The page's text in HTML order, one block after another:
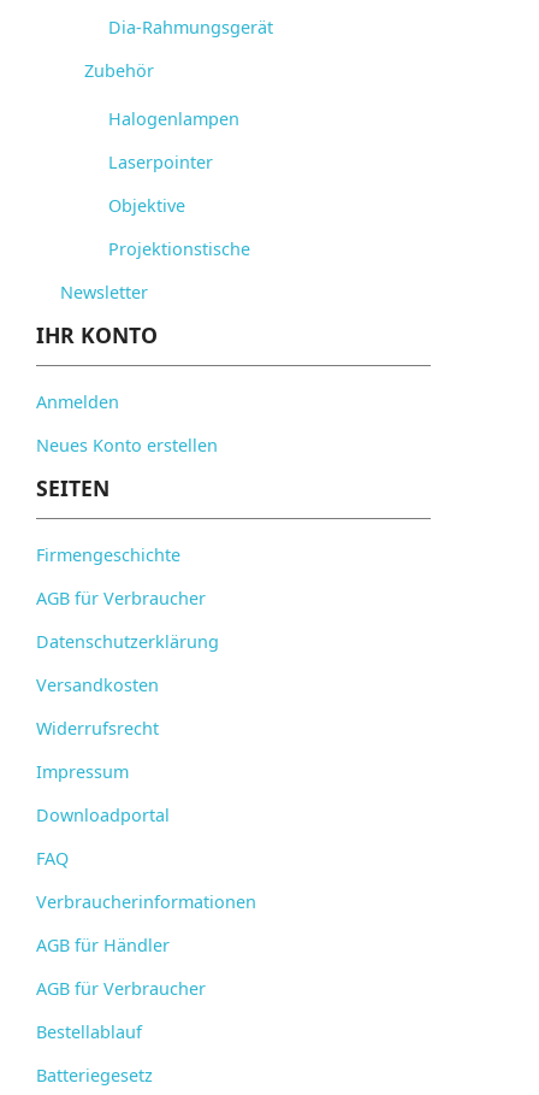
Dia-Rahmungsgerät
Zubehör
Halogenlampen
Laserpointer
Objektive
Projektionstische
Newsletter
IHR KONTO
Anmelden
Neues Konto erstellen
SEITEN
Firmengeschichte
AGB für Verbraucher
Datenschutzerklärung
Versandkosten
Widerrufsrecht
Impressum
Downloadportal
FAQ
Verbraucherinformationen
AGB für Händler
AGB für Verbraucher
Bestellablauf
Batteriegesetz